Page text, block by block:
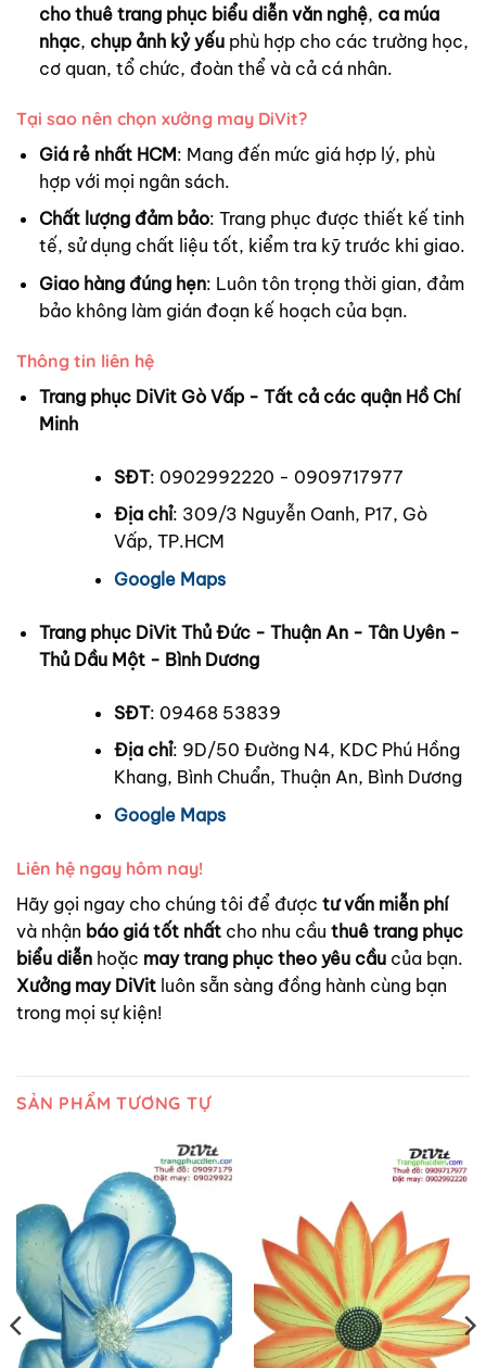
cho thuê trang phục biểu diễn văn nghệ, ca múa
nhạc, chụp ảnh kỷ yếuphù hợp cho các trường học,
cơ quan, tổ chức, đoàn thể và cả cá nhân.
Tại sao nên chọn xưởng may DiVit?
Giá rẻ nhất HCM: Mang đến mức giá hợp lý, phù
hợp với mọi ngân sách.
Chất lượng đảm bảo: Trang phục được thiết kế tinh
tế, sử dụng chất liệu tốt, kiểm tra kỹ trước khi giao.
Giao hàng đúng hẹn: Luôn tôn trọng thời gian, đảm
bảo không làm gián đoạn kế hoạch của bạn.
Thông tin liên hệ
Trang phục DiVit Gò Vấp - Tất cả các quận Hồ Chí
Minh
SĐT: 0902992220 - 0909717977
Địa chỉ: 309/3 Nguyễn Oanh, P17, Gò
Vấp, TP.HCM
Google Maps
Trang phục DiVit Thủ Đức - Thuận An - Tân Uyên -
Thủ Dầu Một - Bình Dương
SĐT: 09468 53839
Địa chỉ: 9D/50 Đường N4, KDC Phú Hồng
Khang, Bình Chuẩn, Thuận An, Bình Dương
Google Maps
Liên hệ ngay hôm nay!
Hãy gọi ngay cho chúng tôi để được tư vấn miễn phí
và nhận báo giá tốt nhất cho nhu cầu thuê trang phục
biểu diễn hoặc may trang phục theo yêu cầu của bạn.
Xưởng may DiVit luôn sẵn sàng đồng hành cùng bạn
trong mọi sự kiện!
SẢN PHẨM TƯƠNG TỰ